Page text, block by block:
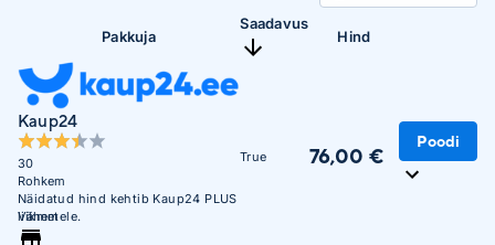
Pakkuja
Saadavus
Hind
Kaup24
30
Rohkem
Näidatud hind kehtib Kaup24 PLUS
liikmetele.
Vähem
True 76,00 €
Poodi